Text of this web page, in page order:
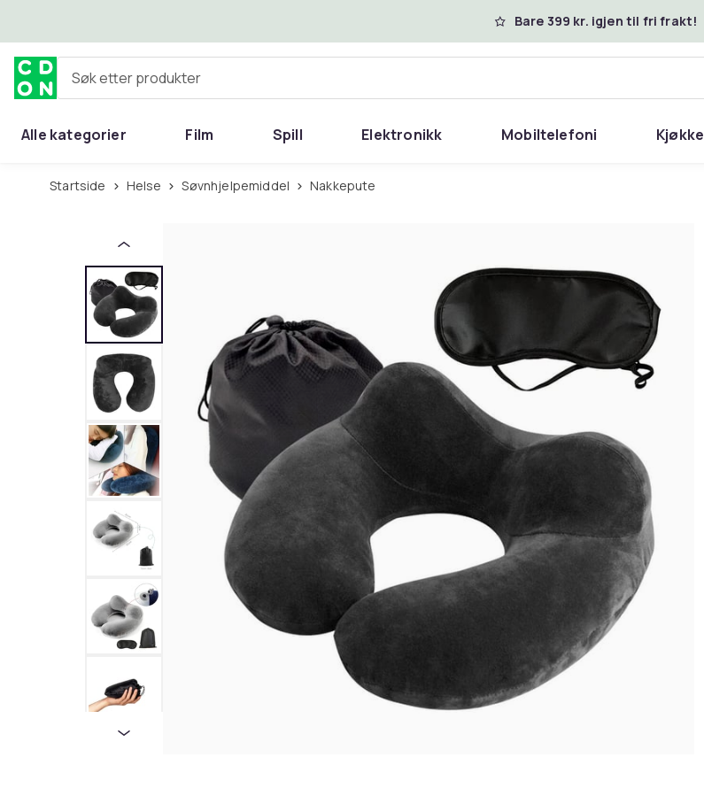
Bare 399 kr. igjen til fri frakt!
Søk etter produkter
Alle kategorier Film Spill Elektronikk Mobiltelefoni
Startside Helse Søvnhjelpemiddel Nakkepute